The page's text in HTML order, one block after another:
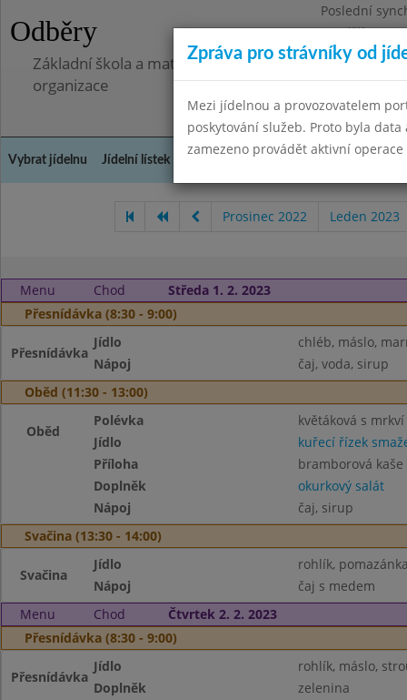
Odběry
Poslední
Pondělí
Základní škola a mateřská škola Libá, okres Cheb,
organizace
Vybrat jídelnu Jídelní lístek Kontakty a informace
Prosinec 2022 Leden 2023
Menu Chod
Středa 1. 2. 2023
Přesnídávka (8:30 - 9:00)
Přesnídávka
Jídlo
chléb, máslo,
Nápoj
čaj, voda, sirup
Oběd (11:30 - 13:00)
Oběd
Polévka
květáková s
Jídlo
kuřecí řízek
Příloha
bramborová kaše
Doplněk
okurkový salát
Nápoj
čaj, sirup
Svačina (13:30 - 14:00)
Svačina
Jídlo
rohlík,
Nápoj
čaj s medem
Menu
Chod
Čtvrtek 2. 2. 2023
Přesnídávka (8:30 - 9:00)
Přesnídávka
Jídlo
rohlík, máslo,
Doplněk
zelenina
Zpráva pro strávníky od
Mezi jídelnou a provozovatelem
poskytování služeb. Proto byla
zamezeno provádět aktivní